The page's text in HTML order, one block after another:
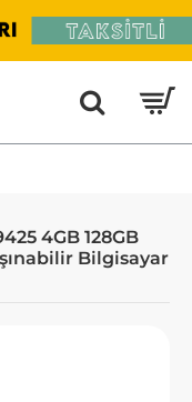
4GB 128GB
Bilgisayar